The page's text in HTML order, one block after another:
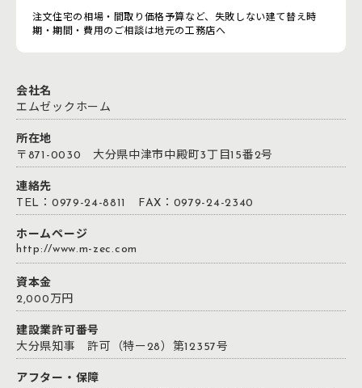
注文住宅の相場・間取り価格予算など、失敗しない建て替え時
期・期間・費用のご相談は地元の工務店へ
会社名
エムゼックホーム
所在地
〒871-0030 大分県中津市中殿町3丁目15番2号
連絡先
TEL：0979-24-8811 FAX：0979-24-2340
ホームページ
http://www.m-zec.com
資本金
2,000万円
建設業許可番号
大分県知事 許可（特ー28）第12357号
アフター・保障